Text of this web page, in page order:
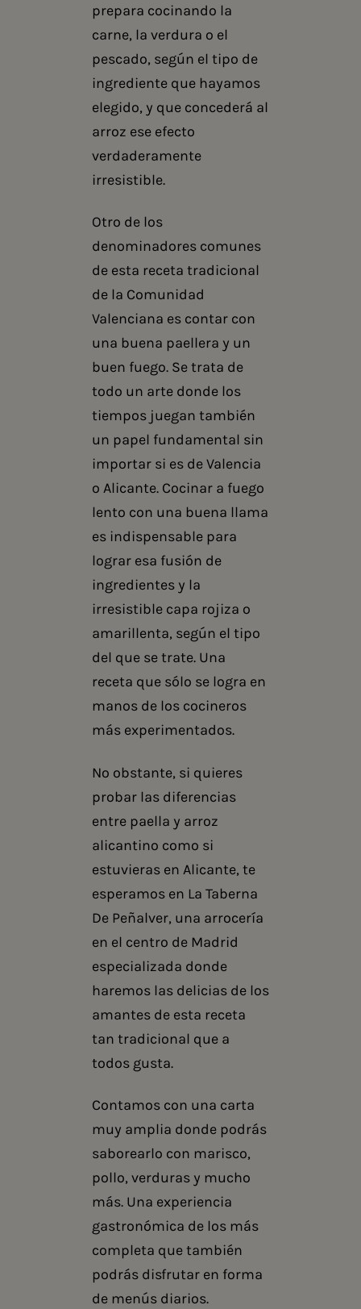
prepara cocinando la
carne, la verdura o el
pescado, según el tipo de
ingrediente que hayamos
elegido, y que concederá al
arroz ese efecto
verdaderamente
irresistible.
Otro de los
denominadores comunes
de esta receta tradicional
de la Comunidad
Valenciana es contar con
una buena paellera y un
buen fuego. Se trata de
todo un arte donde los
tiempos juegan también
un papel fundamental sin
importar si es de Valencia
o Alicante. Cocinar a fuego
lento con una buena llama
es indispensable para
lograr esa fusión de
ingredientes y la
irresistible capa rojiza o
amarillenta, según el tipo
del que se trate. Una
receta que sólo se logra en
manos de los cocineros
más experimentados.
No obstante, si quieres
probar las diferencias
entre paella y arroz
alicantino como si
estuvieras en Alicante, te
esperamos en La Taberna
De Peñalver, una arrocería
en el centro de Madrid
especializada donde
haremos las delicias de los
amantes de esta receta
tan tradicional que a
todos gusta.
Contamos con una carta
muy amplia donde podrás
saborearlo con marisco,
pollo, verduras y mucho
más. Una experiencia
gastronómica de los más
completa que también
podrás disfrutar en forma
de menús diarios.